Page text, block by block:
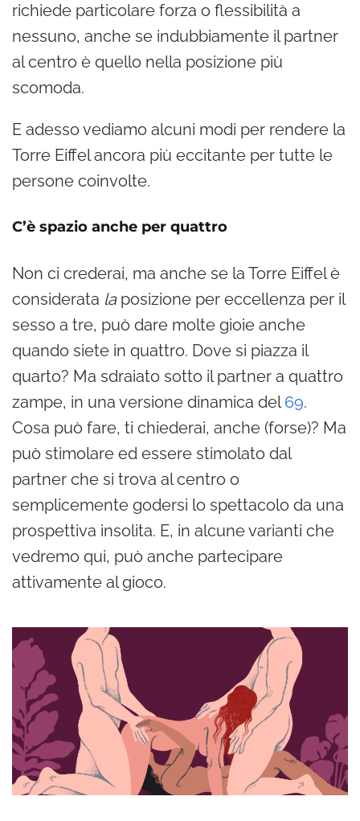
richiede particolare forza o flessibilità a
nessuno, anche se indubbiamente il partner
al centro è quello nella posizione più
scomoda.
E adesso vediamo alcuni modi per rendere la
Torre Eiffel ancora più eccitante per tutte le
persone coinvolte.
C’è spazio anche per quattro
Non ci crederai, ma anche se la Torre Eiffel è
considerata laposizione per eccellenza per il
sesso a tre, può dare molte gioie anche
quando siete in quattro. Dove si piazza il
quarto? Ma sdraiato sotto il partner a quattro
zampe, in una versione dinamica del69.
Cosa può fare, ti chiederai, anche (forse)? Ma
può stimolare ed essere stimolato dal
partner che si trova al centro o
semplicemente godersi lo spettacolo da una
prospettiva insolita. E, in alcune varianti che
vedremo qui, può anche partecipare
attivamente al gioco.